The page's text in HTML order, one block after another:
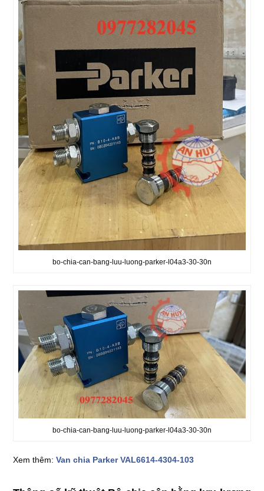
bo-chia-can-bang-luu-luong-parker-l04a3-30-30n
bo-chia-can-bang-luu-luong-parker-l04a3-30-30n
Xem thêm:Van chia Parker VAL6614-4304-103